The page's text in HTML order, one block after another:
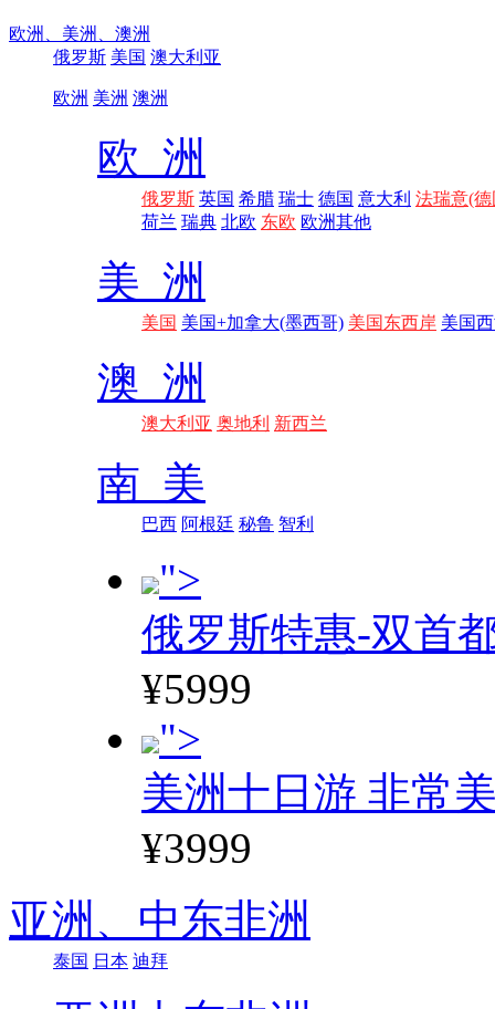
欧洲、 美洲、 澳洲
俄罗斯 美国 澳大利亚
欧洲 美洲 澳洲
欧 洲
俄罗斯 英国 希腊 瑞士 德国 意大利 法瑞意(德
荷兰 瑞典 北欧 东欧 欧洲其他
美 洲
美国 美国+加拿大(墨西哥) 美国东西岸 美国
澳 洲
澳大利亚 奥地利 新西兰
南 美
巴西 阿根廷 秘鲁 智利
">
俄罗斯特惠-双首
¥5999
">
美洲十日游 非常
¥3999
亚洲、 中东非洲
泰国 日本 迪拜